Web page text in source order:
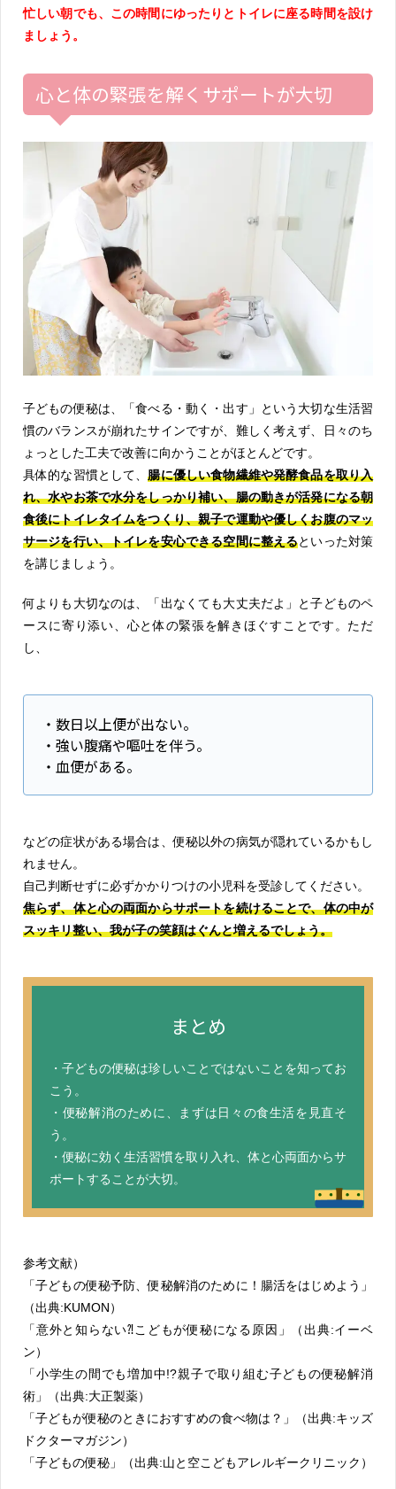
忙しい朝でも、この時間にゆったりとトイレに座る時間を設け
ましょう。
心と体の緊張を解くサポートが大切
子どもの便秘は、「食べる・動く・出す」という大切な生活習
慣のバランスが崩れたサインですが、難しく考えず、日々のち
ょっとした工夫で改善に向かうことがほとんどです。
具体的な習慣として、腸に優しい食物繊維や発酵食品を取り入
れ、水やお茶で水分をしっかり補い、腸の動きが活発になる朝
食後にトイレタイムをつくり、親子で運動や優しくお腹のマッ
サージを行い、トイレを安心できる空間に整えるといった対策
を講じましょう。
何よりも大切なのは、「出なくても大丈夫だよ」と子どものペ
ースに寄り添い、心と体の緊張を解きほぐすことです。ただ
し、
・数日以上便が出ない。
・強い腹痛や嘔吐を伴う。
・血便がある。
などの症状がある場合は、便秘以外の病気が隠れているかもし
れません。
自己判断せずに必ずかかりつけの小児科を受診してください。
焦らず、体と心の両面からサポートを続けることで、体の中が
スッキリ整い、我が子の笑顔はぐんと増えるでしょう。
まとめ
・子どもの便秘は珍しいことではないことを知ってお
こう。
・便秘解消のために、まずは日々の食生活を見直そ
う。
・便秘に効く生活習慣を取り入れ、体と心両面からサ
ポートすることが大切。
参考文献）
「子どもの便秘予防、便秘解消のために！腸活をはじめよう」
（出典:KUMON）
「意外と知らない⁈こどもが便秘になる原因」（出典:イーベ
ン）
「小学生の間でも増加中!?親子で取り組む子どもの便秘解消
術」（出典:大正製薬）
「子どもが便秘のときにおすすめの食べ物は？」（出典:キッズ
ドクターマガジン）
「子どもの便秘」（出典:山と空こどもアレルギークリニック）